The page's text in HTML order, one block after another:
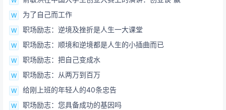
为了自己而工作
职场励志：逆境及挫折是人生一大课堂
职场励志：顺境和逆境都是人生的小插曲而已
职场励志：把自己变成水
职场励志：从两万到百万
给刚上班的年轻人的40条忠告
职场励志：您具备成功的基因吗